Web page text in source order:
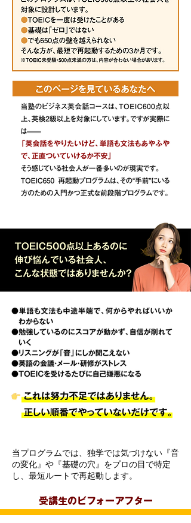
当プログラムでは、独学では気づけない『音
の変化』や『基礎の穴』をプロの目で特定
し、最短ルートで再起動します。
受講生のビフォーアフター